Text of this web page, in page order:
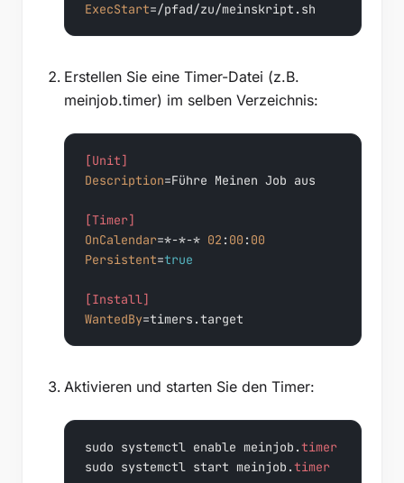
ExecStart=/pfad/zu/meinskript.sh
Erstellen Sie eine Timer-Datei (z.B.
meinjob.timer) im selben Verzeichnis:
[Unit]
Description=Führe Meinen Job aus
[Timer]
OnCalendar=*-*-* 02 : 00 : 00
Persistent=true
[Install]
WantedBy=timers.target
Aktivieren und starten Sie den Timer:
sudo systemctl enable meinjob.timer
sudo systemctl start meinjob.timer